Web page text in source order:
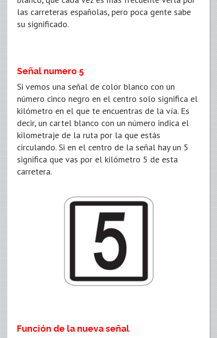
las carreteras españolas, pero poca gente sabe
su significado.
Señal numero 5
Si vemos una señal de color blanco con un
número cinco negro en el centro solo significa el
kilómetro en el que te encuentras de la vía. Es
decir, un cartel blanco con un número indica el
kilometraje de la ruta por la que estás
circulando. Si en el centro de la señal hay un 5
significa que vas por el kilómetro 5 de esta
carretera.
Función de la nueva señal